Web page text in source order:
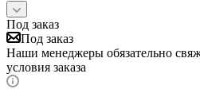
Под заказ
Под заказ
Наши менеджеры обязательно
условия заказа